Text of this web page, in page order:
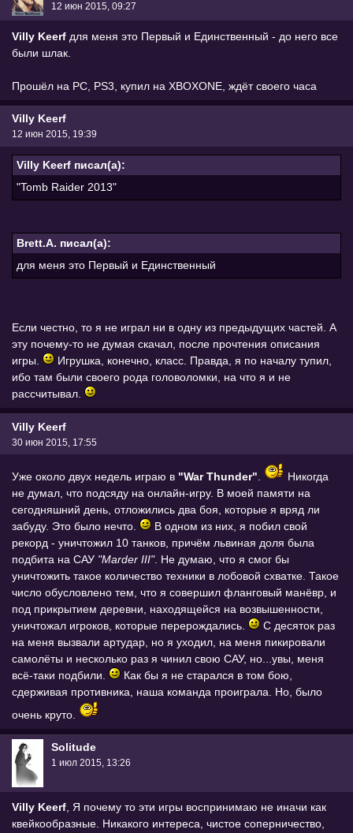
12 июн 2015, 09:27
Villy Keerf для меня это Первый и Единственный - до него все
были шлак.
Прошёл на PC, PS3, купил на XBOXONE, ждёт своего часа
Villy Keerf
12 июн 2015, 19:39
Villy Keerf писал(а):
"Tomb Raider 2013"
Brett.A. писал(а):
для меня это Первый и Единственный
Если честно, то я не играл ни в одну из предыдущих частей. А
эту почему-то не думая скачал, после прочтения описания
игры.
Игрушка, конечно, класс. Правда, я по началу тупил,
ибо там были своего рода головоломки, на что я и не
рассчитывал.
Villy Keerf
30 июн 2015, 17:55
Уже около двух недель играю в "War Thunder"
Никогда
не думал, что подсяду на онлайн-игру. В моей памяти на
сегодняшний день, отложились два боя, которые я вряд ли
забуду. Это было нечто.
В одном из них, я побил свой
рекорд - уничтожил 10 танков, причём львиная доля была
подбита на САУ "Marder III". Не думаю, что я смог бы
уничтожить такое количество техники в лобовой схватке. Такое
число обусловлено тем, что я совершил фланговый манёвр, и
под прикрытием деревни, находящейся на возвышенности,
уничтожал игроков, которые перерождались.
С десяток раз
на меня вызвали артудар, но я уходил, на меня пикировали
самолёты и несколько раз я чинил свою САУ, но...увы, меня
всё-таки подбили.
Как бы я не старался в том бою,
сдерживая противника, наша команда проиграла. Но, было
очень круто.
Solitude
1 июл 2015, 13:26
Villy Keerf, Я почему то эти игры воспринимаю не иначи как
квейкообразные. Никакого интереса, чистое соперничество,